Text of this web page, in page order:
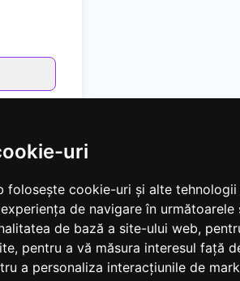
uri
folosește cookie-uri și alte tehnologii
de navigare în următoarele
de bază a site-ului web,
, pentru a vă măsura interesul față
a personaliza interacțiunile de